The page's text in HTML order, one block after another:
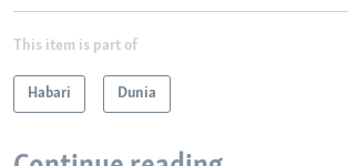
This item is part of
Habari Dunia